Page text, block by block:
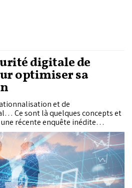
digitale de
optimiser sa
et de
Ce sont là quelques concepts et
récente enquête inédite
au Maroc et les besoins en